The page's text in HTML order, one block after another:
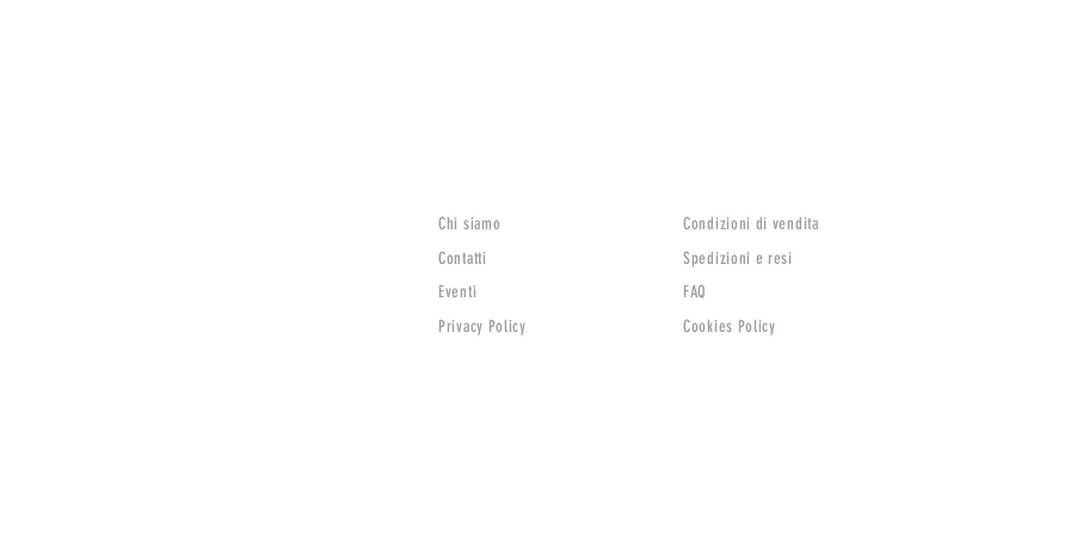
Chi siamo
Contatti
Eventi
Privacy Policy
Condizioni di vendita
Spedizioni e resi
FAQ
Cookies Policy